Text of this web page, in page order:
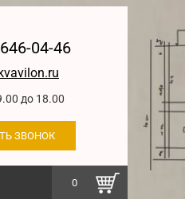
04-46
до 18.00
ЗВОНОК
0